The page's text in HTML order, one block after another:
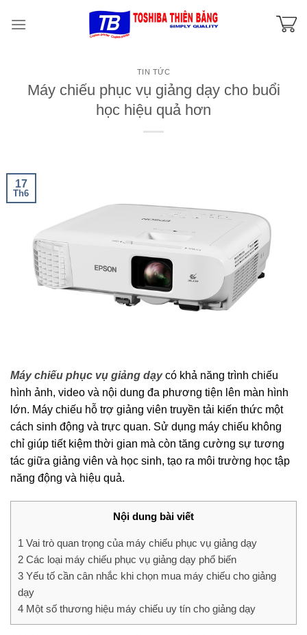
TIN TỨC
Máy chiếu phục vụ giảng dạy cho buổi
học hiệu quả hơn
17
Th6
Máy chiếu phục vụ giảng dạycó khả năng trình chiếu
hình ảnh, video và nội dung đa phương tiện lên màn hình
lớn. Máy chiếu hỗ trợ giảng viên truyền tải kiến thức một
cách sinh động và trực quan. Sử dụng máy chiếu không
chỉ giúp tiết kiệm thời gian mà còn tăng cường sự tương
tác giữa giảng viên và học sinh, tạo ra môi trường học tập
năng động và hiệu quả.
Nội dung bài viết
1 Vai trò quan trọng của máy chiếu phục vụ giảng dạy
2 Các loại máy chiếu phục vụ giảng dạy phổ biến
3 Yếu tố cần cân nhắc khi chọn mua máy chiếu cho giảng
dạy
4 Một số thương hiệu máy chiếu uy tín cho giảng dạy